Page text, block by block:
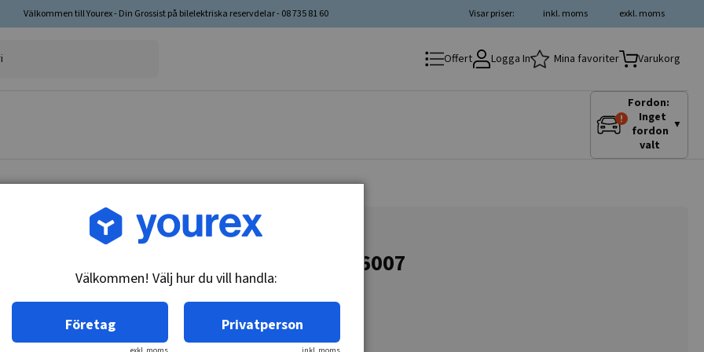
Välkommen till Yourex - Din Grossist på bilelektriska reservdelar - 08 735 81 60 exkl. moms
inkl. moms
Visar priser:
Offert Logga In Mina favoriter Varukorg
Fordon:
Inget
fordon
valt
▼
Artikelnr: 15-016-8368
Kolfjäder, 367/368 2004616007
Välkommen! Välj hur du vill handla:
Företag Privatperson